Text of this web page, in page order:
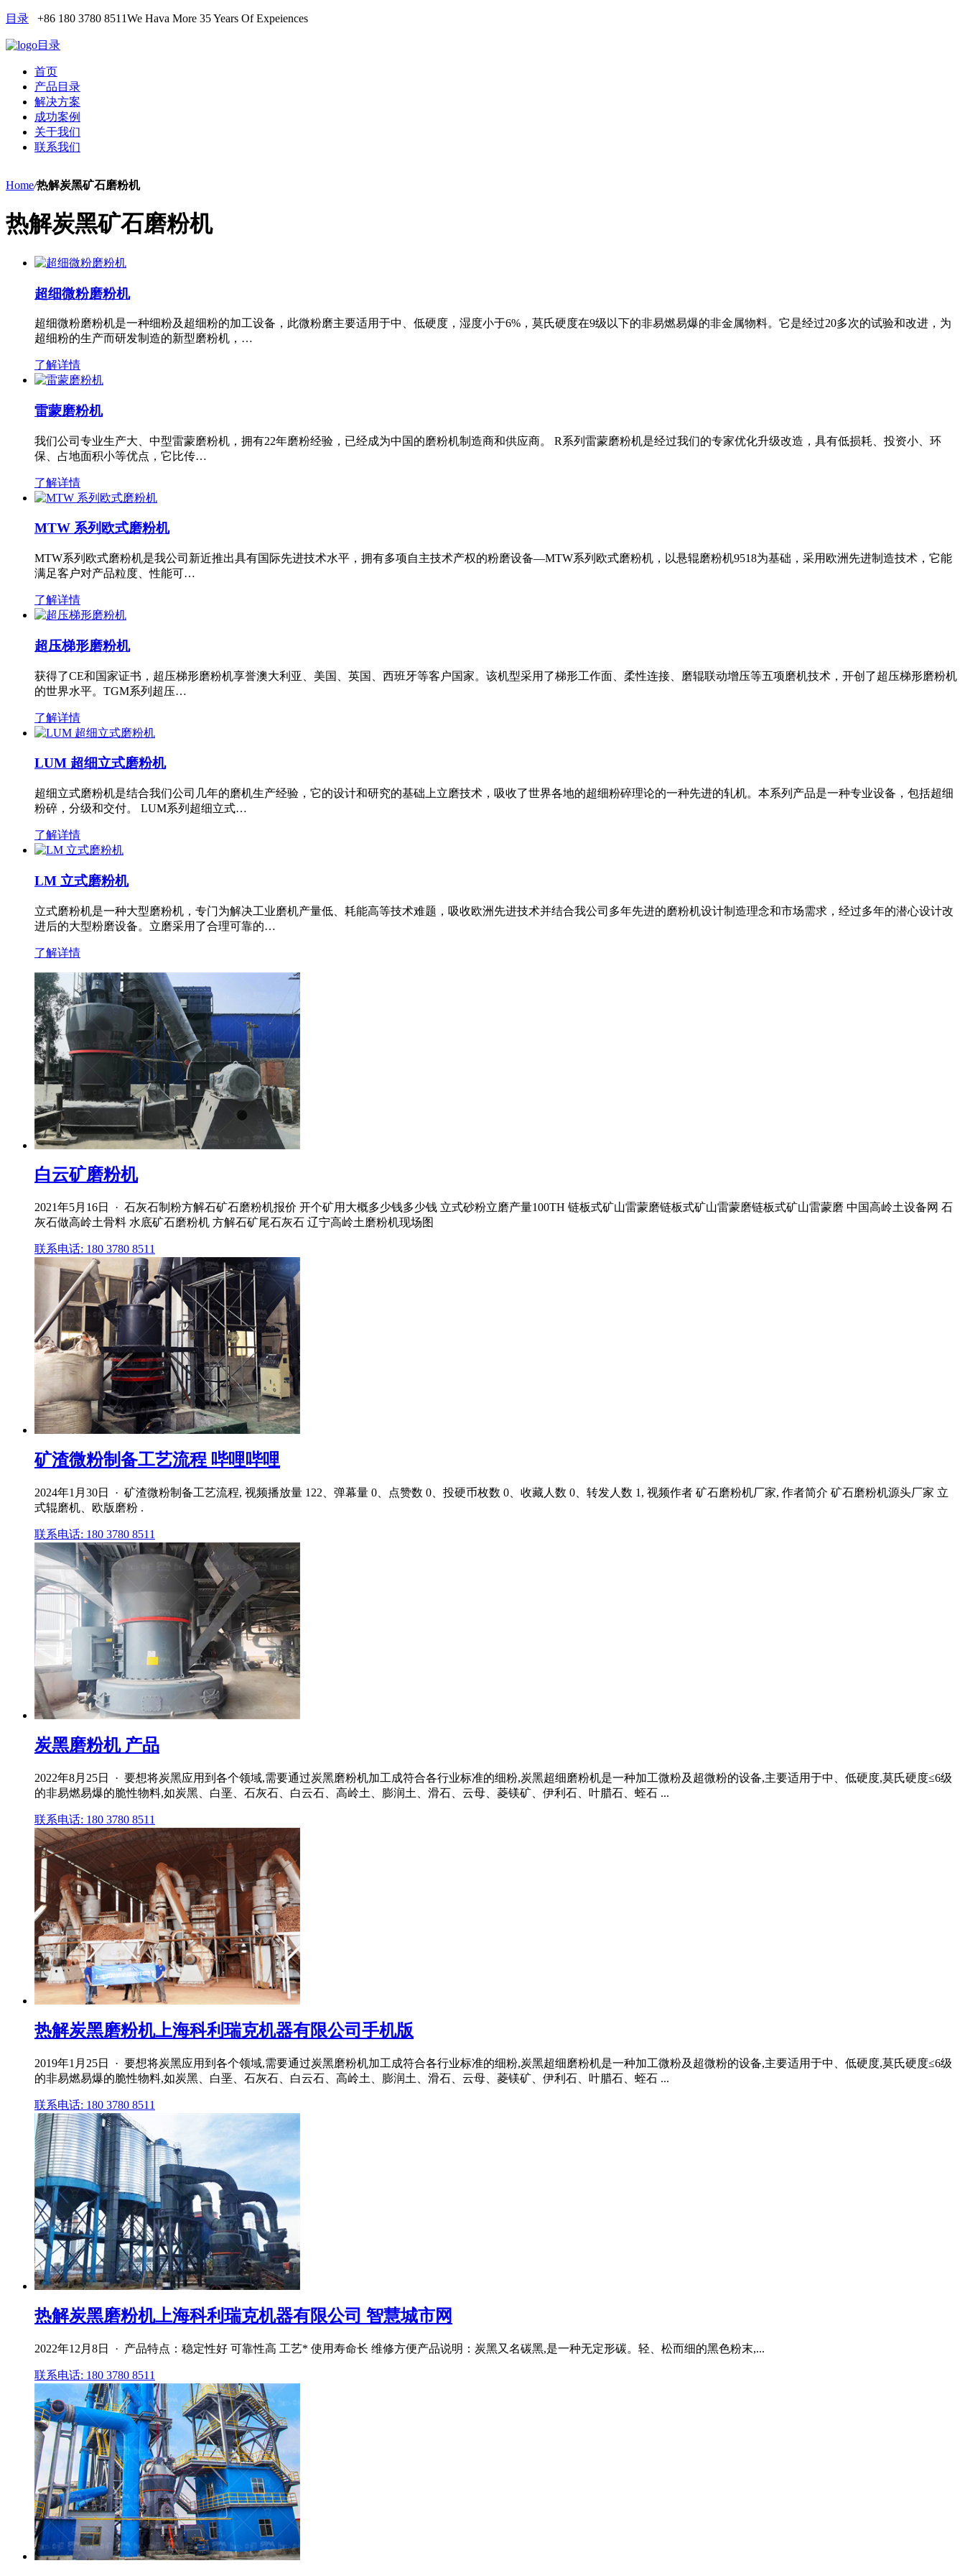
目录 +86 180 3780 8511We Hava More 35 Years Of Expeiences
目录
首页
产品目录
解决方案
成功案例
关于我们
联系我们
Home/热解炭黑矿石磨粉机
热解炭黑矿石磨粉机
超细微粉磨粉机
超细微粉磨粉机是一种细粉及超细粉的加工设备，此微粉磨主要适用于中、低硬度，湿度小于6%，莫氏硬度在9级以下的非易燃易爆的非金属物料。它是经过20多次的试验和改进，为
超细粉的生产而研发制造的新型磨粉机，…
了解详情
雷蒙磨粉机
我们公司专业生产大、中型雷蒙磨粉机，拥有22年磨粉经验，已经成为中国的磨粉机制造商和供应商。 R系列雷蒙磨粉机是经过我们的专家优化升级改造，具有低损耗、投资小、环
保、占地面积小等优点，它比传…
了解详情
MTW 系列欧式磨粉机
MTW系列欧式磨粉机是我公司新近推出具有国际先进技术水平，拥有多项自主技术产权的粉磨设备—MTW系列欧式磨粉机，以悬辊磨粉机9518为基础，采用欧洲先进制造技术，它能
满足客户对产品粒度、性能可…
了解详情
超压梯形磨粉机
获得了CE和国家证书，超压梯形磨粉机享誉澳大利亚、美国、英国、西班牙等客户国家。该机型采用了梯形工作面、柔性连接、磨辊联动增压等五项磨机技术，开创了超压梯形磨粉机
的世界水平。TGM系列超压…
了解详情
LUM 超细立式磨粉机
超细立式磨粉机是结合我们公司几年的磨机生产经验，它的设计和研究的基础上立磨技术，吸收了世界各地的超细粉碎理论的一种先进的轧机。本系列产品是一种专业设备，包括超细
粉碎，分级和交付。 LUM系列超细立式…
了解详情
LM 立式磨粉机
立式磨粉机是一种大型磨粉机，专门为解决工业磨机产量低、耗能高等技术难题，吸收欧洲先进技术并结合我公司多年先进的磨粉机设计制造理念和市场需求，经过多年的潜心设计改
进后的大型粉磨设备。立磨采用了合理可靠的…
了解详情
白云矿磨粉机
2021年5月16日 · 石灰石制粉方解石矿石磨粉机报价 开个矿用大概多少钱多少钱 立式砂粉立磨产量100TH 链板式矿山雷蒙磨链板式矿山雷蒙磨链板式矿山雷蒙磨 中国高岭土设备网 石
灰石做高岭土骨料 水底矿石磨粉机 方解石矿尾石灰石 辽宁高岭土磨粉机现场图
联系电话: 180 3780 8511
矿渣微粉制备工艺流程 哔哩哔哩
2024年1月30日 · 矿渣微粉制备工艺流程, 视频播放量 122、弹幕量 0、点赞数 0、投硬币枚数 0、收藏人数 0、转发人数 1, 视频作者 矿石磨粉机厂家, 作者简介 矿石磨粉机源头厂家 立
式辊磨机、欧版磨粉 .
联系电话: 180 3780 8511
炭黑磨粉机 产品
2022年8月25日 · 要想将炭黑应用到各个领域,需要通过炭黑磨粉机加工成符合各行业标准的细粉,炭黑超细磨粉机是一种加工微粉及超微粉的设备,主要适用于中、低硬度,莫氏硬度≤6级
的非易燃易爆的脆性物料,如炭黑、白垩、石灰石、白云石、高岭土、膨润土、滑石、云母、菱镁矿、伊利石、叶腊石、蛭石 ...
联系电话: 180 3780 8511
热解炭黑磨粉机上海科利瑞克机器有限公司手机版
2019年1月25日 · 要想将炭黑应用到各个领域,需要通过炭黑磨粉机加工成符合各行业标准的细粉,炭黑超细磨粉机是一种加工微粉及超微粉的设备,主要适用于中、低硬度,莫氏硬度≤6级
的非易燃易爆的脆性物料,如炭黑、白垩、石灰石、白云石、高岭土、膨润土、滑石、云母、菱镁矿、伊利石、叶腊石、蛭石 ...
联系电话: 180 3780 8511
热解炭黑磨粉机上海科利瑞克机器有限公司 智慧城市网
2022年12月8日 · 产品特点：稳定性好 可靠性高 工艺* 使用寿命长 维修方便产品说明：炭黑又名碳黑,是一种无定形碳。轻、松而细的黑色粉末,...
联系电话: 180 3780 8511